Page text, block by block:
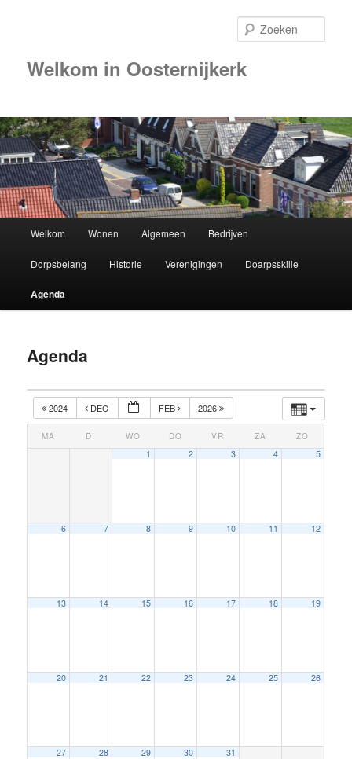
Welkom in Oosternijkerk
Spring
naar
de
inhoud
Welkom Wonen Algemeen Bedrijven
Dorpsbelang Historie Verenigingen Doarpsskille
Agenda
Agenda
2024 DEC FEB 2026
MA DI WO DO VR ZA ZO
1 2 3 4 5
6 7 8 9 10 11 12
13 14 15 16 17 18 19
20 21 22 23 24 25 26
27 28 29 30 31